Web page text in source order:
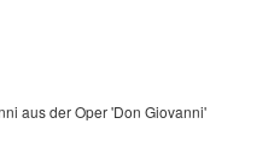
aus der Oper 'Don Giovanni'